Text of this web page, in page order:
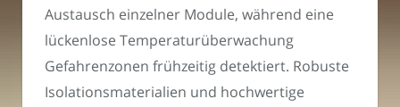
Austausch einzelner Module, während eine
lückenlose Temperaturüberwachung
Gefahrenzonen frühzeitig detektiert. Robuste
Isolationsmaterialien und hochwertige